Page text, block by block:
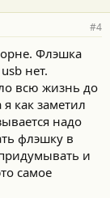
#4
Флэшка
нет.
всю жизнь до
я как заметил
надо
флэшку в
и
самое